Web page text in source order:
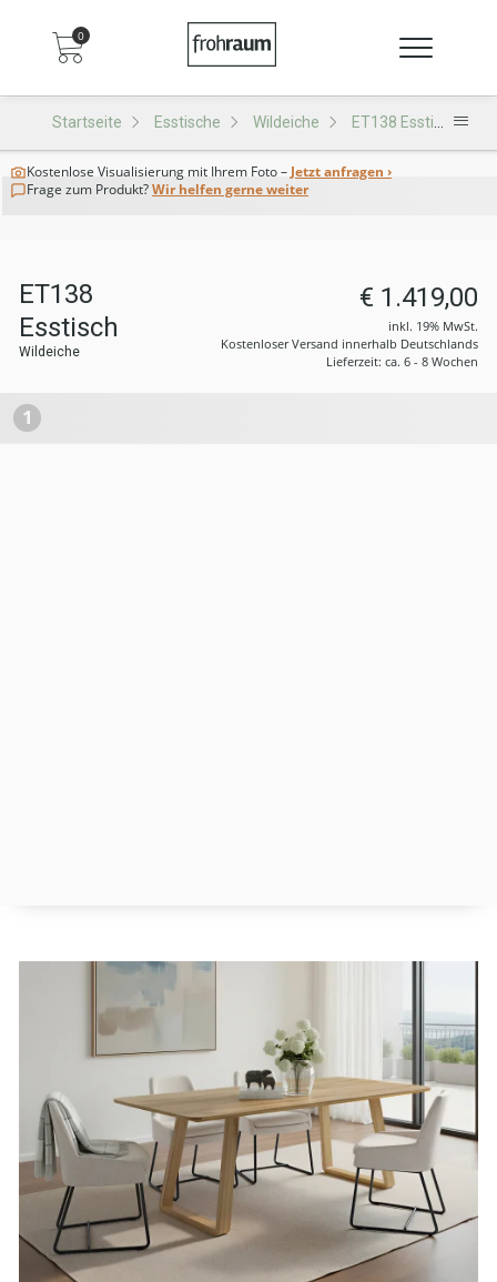
0
Startseite Esstische Wildeiche ET138 Esstisch
Kostenlose Visualisierung mit Ihrem Foto – Jetzt anfragen ›
Frage zum Produkt?Wir helfen gerne weiter
ET138
Esstisch
Wildeiche
€ 1.419,00
inkl. 19% MwSt.
Kostenloser Versand innerhalb Deutschlands
Lieferzeit: ca. 6 - 8 Wochen
1